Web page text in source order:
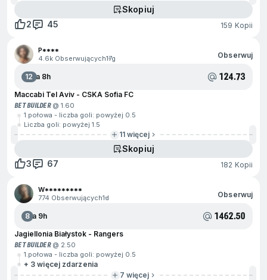
Skopiuj
2
45 159 Kopii
P****
4.6k Obserwujących17g Obserwuj
12Za 8h 124.73
Maccabi Tel Aviv - CSKA Sofia FC
BET BUILDER@ 1.60
1.połowa - liczba goli: powyżej 0.5
Liczba goli: powyżej 1.5
11 więcej
Skopiuj
3
67 182 Kopii
W*********
774 Obserwujących1d Obserwuj
8Za 9h 1462.50
Jagiellonia Białystok - Rangers
BET BUILDER@ 2.50
1.połowa - liczba goli: powyżej 0.5
+ 3 więcej zdarzenia
7 więcej